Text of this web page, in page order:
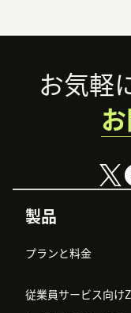
Footer
製品
プランと料金
従業員サービス向け
お気軽